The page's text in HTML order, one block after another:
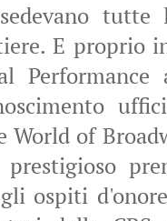
E proprio
Performance
World of
ospiti